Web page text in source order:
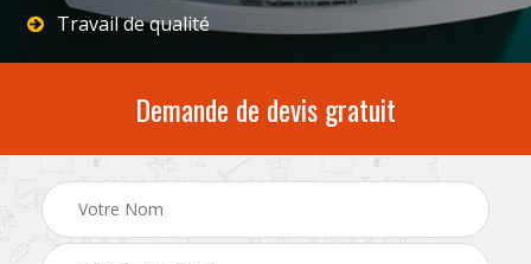
Travail de qualité
Demande de devis gratuit